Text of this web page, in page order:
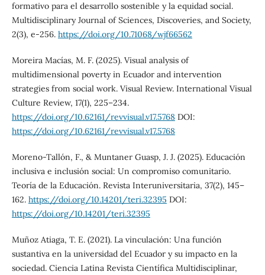
formativo para el desarrollo sostenible y la equidad social.
Multidisciplinary Journal of Sciences, Discoveries, and Society,
2(3), e-256. https://doi.org/10.71068/wjf66562
Moreira Macías, M. F. (2025). Visual analysis of
multidimensional poverty in Ecuador and intervention
strategies from social work. Visual Review. International Visual
Culture Review, 17(1), 225–234.
https://doi.org/10.62161/revvisual.v17.5768DOI:
https://doi.org/10.62161/revvisual.v17.5768
Moreno-Tallón, F., & Muntaner Guasp, J. J. (2025). Educación
inclusiva e inclusión social: Un compromiso comunitario.
Teoría de la Educación. Revista Interuniversitaria, 37(2), 145–
162. https://doi.org/10.14201/teri.32395 DOI:
https://doi.org/10.14201/teri.32395
Muñoz Atiaga, T. E. (2021). La vinculación: Una función
sustantiva en la universidad del Ecuador y su impacto en la
sociedad. Ciencia Latina Revista Científica Multidisciplinar,